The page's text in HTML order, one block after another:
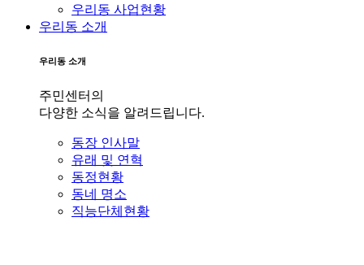
우리동 사업현황
우리동 소개
우리동 소개
주민센터의
다양한 소식을 알려드립니다.
동장 인사말
유래 및 연혁
동정현황
동네 명소
직능단체현황